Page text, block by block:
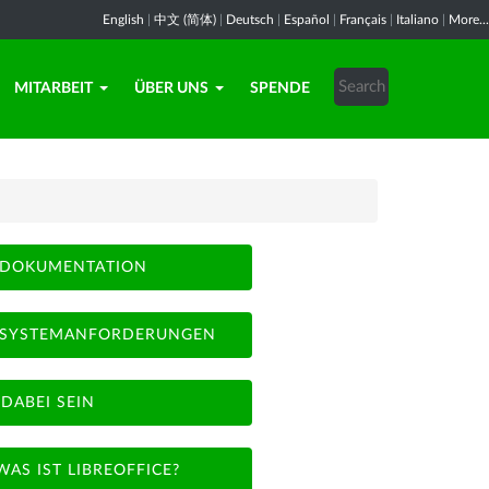
English 中文 (简体) Deutsch Español Français Italiano More...
MITARBEIT ÜBER UNS SPENDE
DOKUMENTATION
SYSTEMANFORDERUNGEN
DABEI SEIN
IST LIBREOFFICE?